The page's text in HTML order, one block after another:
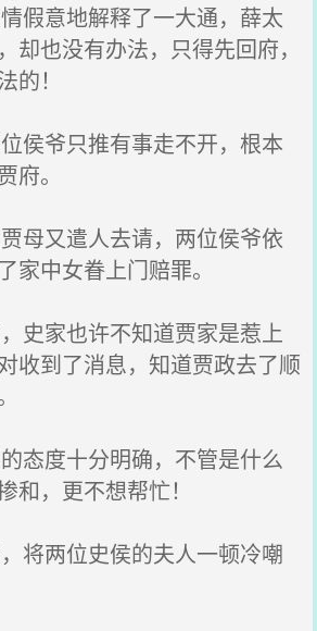
假意地解释了一大通，薛太
却也没有办法，只得先回府，
的！
侯爷只推有事走不开，根本
府。
母又遣人去请，两位侯爷依
家中女眷上门赔罪。
史家也许不知道贾家是惹上
收到了消息，知道贾政去了顺
态度十分明确，不管是什么
和，更不想帮忙！
将两位史侯的夫人一顿冷嘲